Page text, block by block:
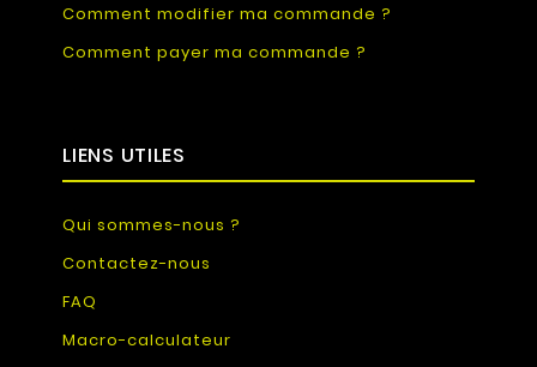
Comment modifier ma commande ?
Comment payer ma commande ?
LIENS UTILES
Qui sommes-nous ?
Contactez-nous
FAQ
Macro-calculateur